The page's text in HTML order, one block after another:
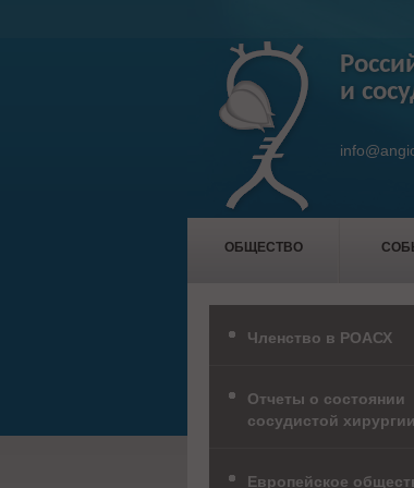
и
ОБЩЕСТВО
Членство в РОАСХ
Отчеты о состоянии
сосудистой
Европейское